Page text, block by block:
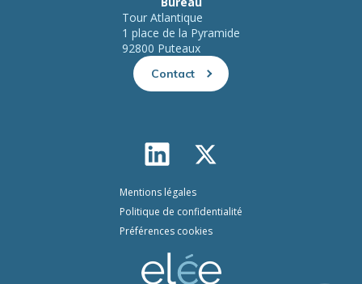
Tour Atlantique
1 place de la Pyramide
92800 Puteaux
Contact
Mentions légales
Politique de confidentialité
Préférences cookies